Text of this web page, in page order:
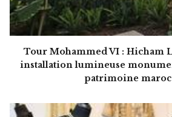
Tour Mohammed VI : Hicham
installation lumineuse
patrimoine